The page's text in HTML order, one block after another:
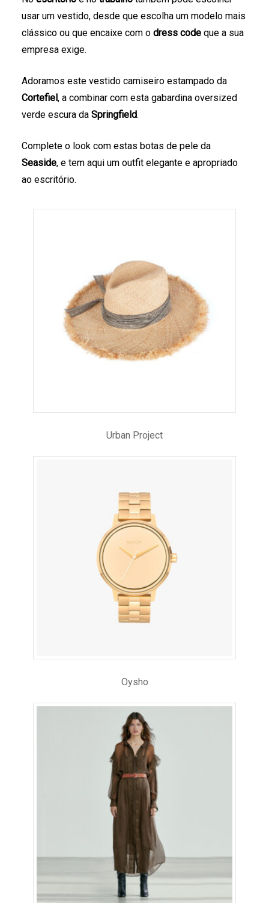
usar um vestido, desde que escolha um modelo mais
clássico ou que encaixe com o dress codeque a sua
empresa exige.
Adoramos este vestido camiseiro estampado da
Cortefiel, a combinar com esta gabardina oversized
verde escura da Springfield.
Complete o look com estas botas de pele da
Seaside, e tem aqui um outfit elegante e apropriado
ao escritório.
Urban Project
Oysho